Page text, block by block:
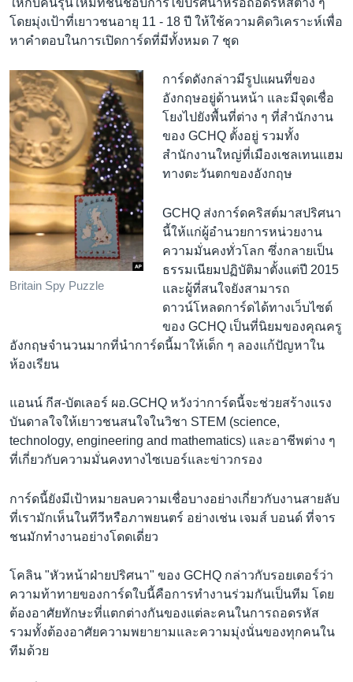
ให้กับคนรุ่นใหม่ที่ชื่นชอบการไขปริศนาหรือถอดรหัสต่าง ๆ
โดยมุ่งเป้าที่เยาวชนอายุ 11 - 18 ปี ให้ใช้ความคิดวิเคราะห์เพื่อ
หาคำตอบในการเปิดการ์ดที่มีทั้งหมด 7 ชุด
Britain Spy Puzzle
การ์ดดังกล่าวมีรูปแผนที่ของ
อังกฤษอยู่ด้านหน้า และมีจุดเชื่อ
โยงไปยังพื้นที่ต่าง ๆ ที่สำนักงาน
ของ GCHQ ตั้งอยู่ รวมทั้ง
สำนักงานใหญ่ที่เมืองเชลเทนแฮม
ทางตะวันตกของอังกฤษ
GCHQ ส่งการ์ดคริสต์มาสปริศนา
นี้ให้แก่ผู้อำนวยการหน่วยงาน
ความมั่นคงทั่วโลก ซึ่งกลายเป็น
ธรรมเนียมปฏิบัติมาตั้งแต่ปี 2015
และผู้ที่สนใจยังสามารถ
ดาวน์โหลดการ์ดได้ทางเว็บไซต์
ของ GCHQ เป็นที่นิยมของคุณครู
อังกฤษจำนวนมากที่นำการ์ดนี้มาให้เด็ก ๆ ลองแก้ปัญหาใน
ห้องเรียน
แอนน์ กีส-บัตเลอร์ ผอ.GCHQ หวังว่าการ์ดนี้จะช่วยสร้างแรง
บันดาลใจให้เยาวชนสนใจในวิชา STEM (science,
technology, engineering and mathematics) และอาชีพต่าง ๆ
ที่เกี่ยวกับความมั่นคงทางไซเบอร์และข่าวกรอง
การ์ดนี้ยังมีเป้าหมายลบความเชื่อบางอย่างเกี่ยวกับงานสายลับ
ที่เรามักเห็นในทีวีหรือภาพยนตร์ อย่างเช่น เจมส์ บอนด์ ที่จาร
ชนมักทำงานอย่างโดดเดี่ยว
โคลิน "หัวหน้าฝ่ายปริศนา" ของ GCHQ กล่าวกับรอยเตอร์ว่า
ความท้าทายของการ์ดใบนี้คือการทำงานร่วมกันเป็นทีม โดย
ต้องอาศัยทักษะที่แตกต่างกันของแต่ละคนในการถอดรหัส
รวมทั้งต้องอาศัยความพยายามและความมุ่งนั่นของทุกคนใน
ทีมด้วย